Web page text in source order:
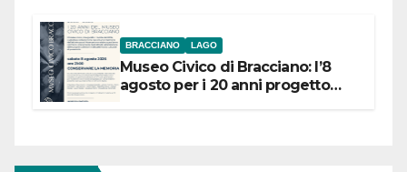
BRACCIANO LAGO
Museo Civico di Bracciano: l’8
agosto per i 20 anni progetto